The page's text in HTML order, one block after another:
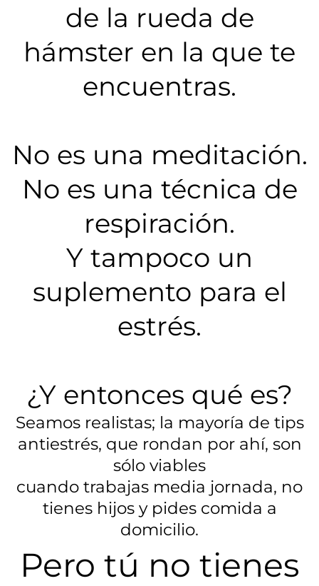
de la rueda de
hámster en la que te
encuentras.
No es una meditación.
No es una técnica de
respiración.
Y tampoco un
suplemento para el
estrés.
¿Y entonces qué es?
Seamos realistas; la mayoría de tips
antiestrés, que rondan por ahí, son
sólo viables
cuando trabajas media jornada, no
tienes hijos y pides comida a
domicilio.
Pero tú no tienes